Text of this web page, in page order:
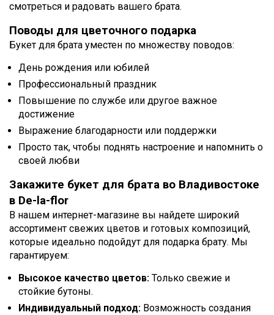
смотреться и радовать вашего брата.
Поводы для цветочного подарка
Букет для брата уместен по множеству поводов:
День рождения или юбилей
Профессиональный праздник
Повышение по службе или другое важное
достижение
Выражение благодарности или поддержки
Просто так, чтобы поднять настроение и напомнить о
своей любви
Закажите букет для брата во Владивостоке
в De-la-flor
В нашем интернет-магазине вы найдете широкий
ассортимент свежих цветов и готовых композиций,
которые идеально подойдут для подарка брату. Мы
гарантируем:
Высокое качество цветов: Только свежие и
стойкие бутоны.
Индивидуальный подход: Возможность создания